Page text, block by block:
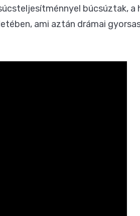
búcsúztak, a
ami aztán drámai